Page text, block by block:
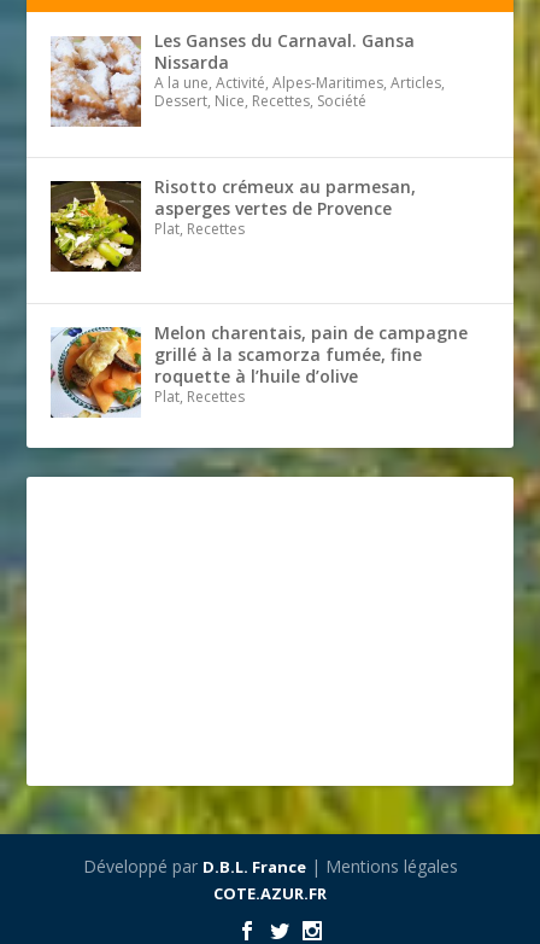
Les Ganses du Carnaval. Gansa
Nissarda
A la une, Activité, Alpes-Maritimes, Articles,
Dessert, Nice, Recettes, Société
Risotto crémeux au parmesan,
asperges vertes de Provence
Plat, Recettes
Melon charentais, pain de campagne
grillé à la scamorza fumée, fine
roquette à l’huile d’olive
Plat, Recettes
Développé par D.B.L. France| Mentions légales
COTE.AZUR.FR